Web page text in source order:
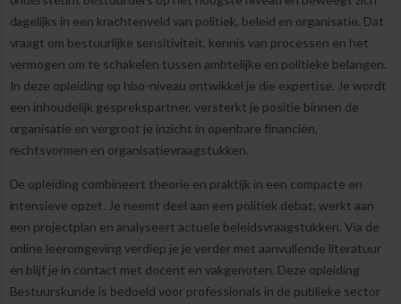
dagelijks in een krachtenveld van politiek, beleid en organisatie. Dat
vraagt om bestuurlijke sensitiviteit, kennis van processen en het
vermogen om te schakelen tussen ambtelijke en politieke belangen.
In deze opleiding op hbo-niveau ontwikkel je die expertise. Je wordt
een inhoudelijk gesprekspartner, versterkt je positie binnen de
organisatie en vergroot je inzicht in openbare financiën,
rechtsvormen en organisatievraagstukken.
De opleiding combineert theorie en praktijk in een compacte en
intensieve opzet. Je neemt deel aan een politiek debat, werkt aan
een projectplan en analyseert actuele beleidsvraagstukken. Via de
online leeromgeving verdiep je je verder met aanvullende literatuur
en blijf je in contact met docent en vakgenoten. Deze opleiding
Bestuurskunde is bedoeld voor professionals in de publieke sector